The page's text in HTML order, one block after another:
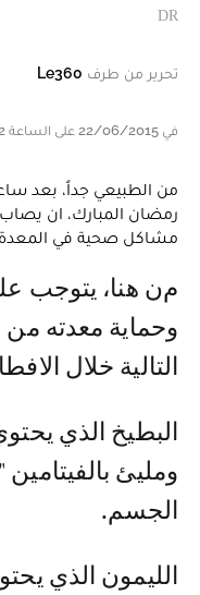
DR
تحرير من طرف Le360
في 22/06/2015 على الساعة 10:22
من الطبيعي جداً، بعد
رمضان المبارك، ان
مشاكل صحية في
من هنا، يتوجب على الصائم، التعويض
وحماية معدته من
التالية خلال
الجسم.